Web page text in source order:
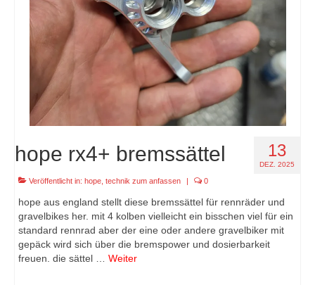
13
DEZ. 2025
hope rx4+ bremssättel
Veröffentlicht in: hope technik zum anfassen | 0
hope aus england stellt diese bremssättel für rennräder und
gravelbikes her. mit 4 kolben vielleicht ein bisschen viel für ein
standard rennrad aber der eine oder andere gravelbiker mit
gepäck wird sich über die bremspower und dosierbarkeit
freuen. die sättel … Weiter